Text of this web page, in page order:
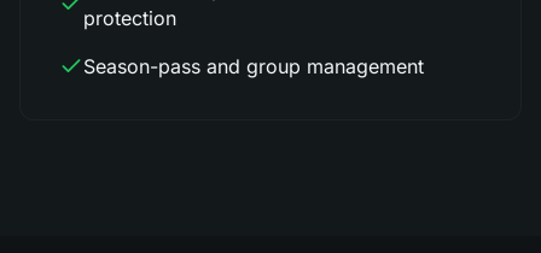
protection
Season-pass and group management